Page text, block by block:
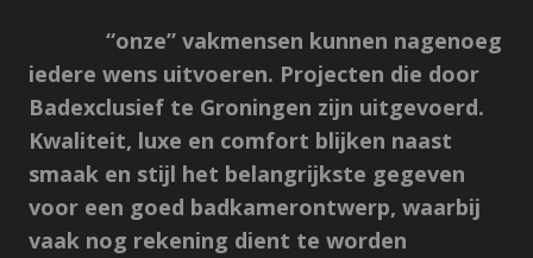
“onze” vakmensen kunnen nagenoeg
iedere wens uitvoeren. Projecten die door
Badexclusief te Groningen zijn uitgevoerd.
Kwaliteit, luxe en comfort blijken naast
smaak en stijl het belangrijkste gegeven
voor een goed badkamerontwerp, waarbij
vaak nog rekening dient te worden